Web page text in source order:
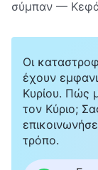
σύμπαν —
Οι
έχουν
Κυρίου. Πώς
τον Κύριο;
τρόπο.